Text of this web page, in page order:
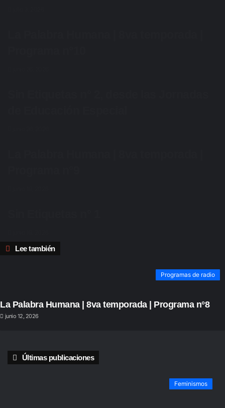
Lee también
Cerrar
Programas de radio
La Palabra Humana | 8va temporada | Programa n°8
junio 12, 2026
Últimas publicaciones
Feminismos